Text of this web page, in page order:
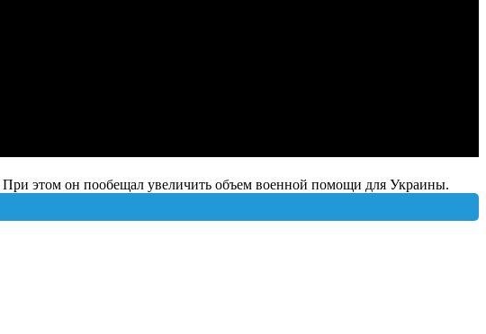
При этом он пообещал увеличить объем военной помощи для Украины.